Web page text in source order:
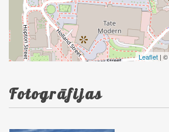
Leaflet | ©
Fotogrāfijas